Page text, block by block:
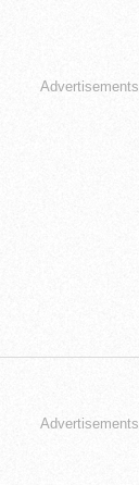
Advertisements
Advertisements